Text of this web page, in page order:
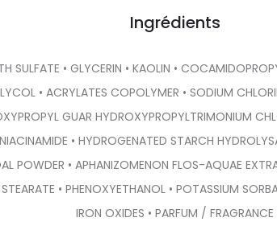
Ingrédients
SULFATE • GLYCERIN • KAOLIN •
• ACRYLATES COPOLYMER • SODIUM
GUAR HYDROXYPROPYLTRIMONIUM
• HYDROGENATED STARCH
POWDER • APHANIZOMENON FLOS-AQUAE
• PHENOXYETHANOL • POTASSIUM
IRON OXIDES • PARFUM / FRAGRANCE